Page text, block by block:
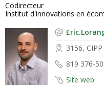
Codirecteur
Institut d'innovations en
3156, CIPP
819 376-
Site web